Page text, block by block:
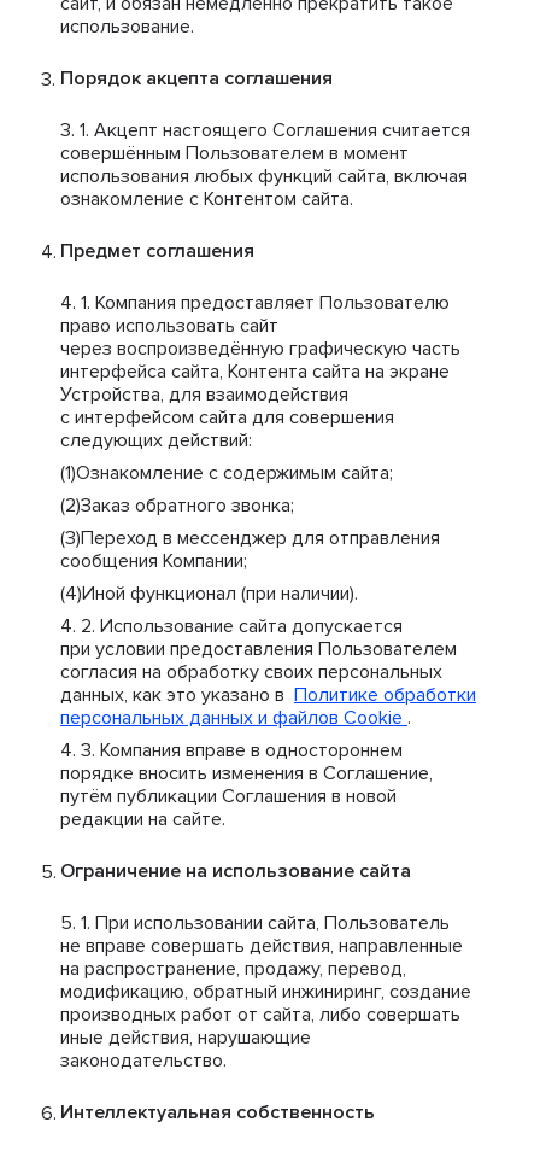
использование.
Порядок акцепта соглашения
Акцепт настоящего Соглашения считается
совершённым Пользователем в момент
использования любых функций сайта, включая
ознакомление с Контентом сайта.
Предмет соглашения
Компания предоставляет Пользователю
право использовать сайт
через воспроизведённую графическую часть
интерфейса сайта, Контента сайта на экране
Устройства, для взаимодействия
с интерфейсом сайта для совершения
следующих действий:
Ознакомление с содержимым сайта;
Заказ обратного звонка;
Переход в мессенджер для отправления
сообщения Компании;
Иной функционал (при наличии).
Использование сайта допускается
при условии предоставления Пользователем
согласия на обработку своих персональных
данных, как это указано в Политике обработки
персональных данных и файлов Cookie .
Компания вправе в одностороннем
порядке вносить изменения в Соглашение,
путём публикации Соглашения в новой
редакции на сайте.
Ограничение на использование сайта
При использовании сайта, Пользователь
не вправе совершать действия, направленные
на распространение, продажу, перевод,
модификацию, обратный инжиниринг, создание
производных работ от сайта, либо совершать
иные действия, нарушающие
законодательство.
Интеллектуальная собственность